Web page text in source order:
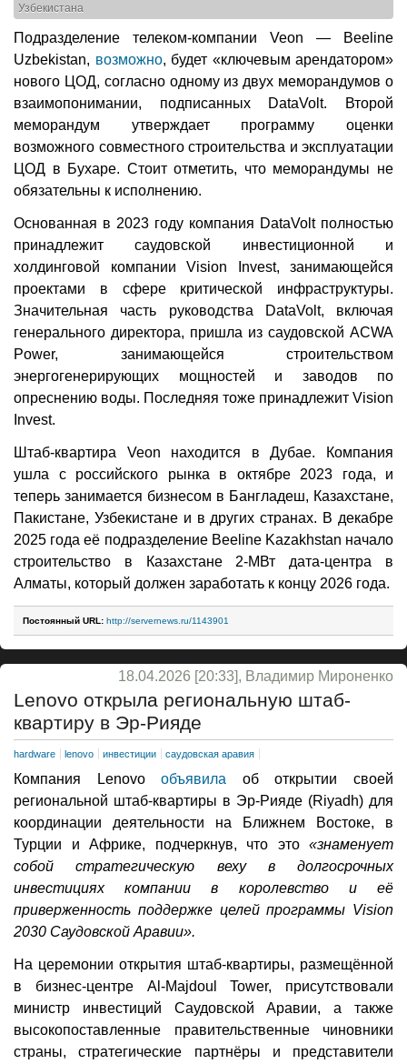
Узбекистана
Подразделение телеком-компании Veon — Beeline
Uzbekistan, возможно, будет «ключевым арендатором»
нового ЦОД, согласно одному из двух меморандумов о
взаимопонимании, подписанных DataVolt. Второй
меморандум утверждает программу оценки
возможного совместного строительства и эксплуатации
ЦОД в Бухаре. Стоит отметить, что меморандумы не
обязательны к исполнению.
Основанная в 2023 году компания DataVolt полностью
принадлежит саудовской инвестиционной и
холдинговой компании Vision Invest, занимающейся
проектами в сфере критической инфраструктуры.
Значительная часть руководства DataVolt, включая
генерального директора, пришла из саудовской ACWA
Power, занимающейся строительством
энергогенерирующих мощностей и заводов по
опреснению воды. Последняя тоже принадлежит Vision
Invest.
Штаб-квартира Veon находится в Дубае. Компания
ушла с российского рынка в октябре 2023 года, и
теперь занимается бизнесом в Бангладеш, Казахстане,
Пакистане, Узбекистане и в других странах. В декабре
2025 года её подразделение Beeline Kazakhstan начало
строительство в Казахстане 2-МВт дата-центра в
Алматы, который должен заработать к концу 2026 года.
Постоянный URL: http://servernews.ru/1143901
18.04.2026 [20:33], Владимир Мироненко
Lenovo открыла региональную штаб-
квартиру в Эр-Рияде
hardware lenovo инвестиции саудовская аравия
Компания Lenovoобъявила об открытии своей
региональной штаб-квартиры в Эр-Рияде (Riyadh) для
координации деятельности на Ближнем Востоке, в
Турции и Африке, подчеркнув, что это «знаменует
собой стратегическую веху в долгосрочных
инвестициях компании в королевство и её
приверженность поддержке целей программы Vision
2030 Саудовской Аравии».
На церемонии открытия штаб-квартиры, размещённой
в бизнес-центре Al-Majdoul Tower, присутствовали
министр инвестиций Саудовской Аравии, а также
высокопоставленные правительственные чиновники
страны, стратегические партнёры и представители